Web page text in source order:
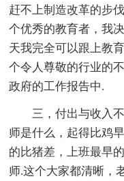
赶不上制造改革的步
个优秀的教育者，我
天我完全可以跟上教
个令人尊敬的行业的
政府的工作报告中.
三，付出与收入
师是什么，起得比鸡
的比猪差，上班最早
师.这个大家都清晰，